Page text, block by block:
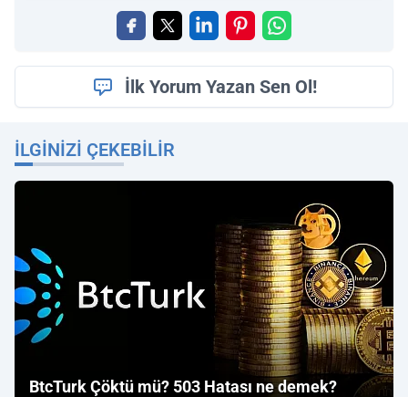
İlk Yorum Yazan Sen Ol!
İLGINIZI ÇEKEBILIR
BtcTurk Çöktü mü? 503 Hatası ne demek?